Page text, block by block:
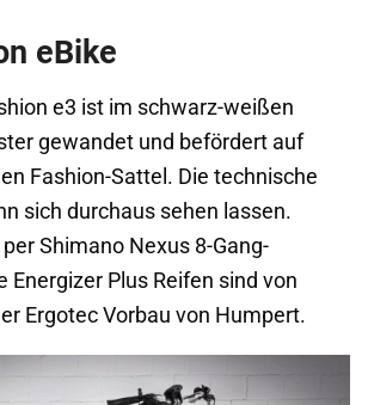
eBike
e3 ist im schwarz-weißen
gewandet und befördert auf
Fashion-Sattel. Die technische
sich durchaus sehen lassen.
Shimano Nexus 8-Gang-
Energizer Plus Reifen sind von
Ergotec Vorbau von Humpert.